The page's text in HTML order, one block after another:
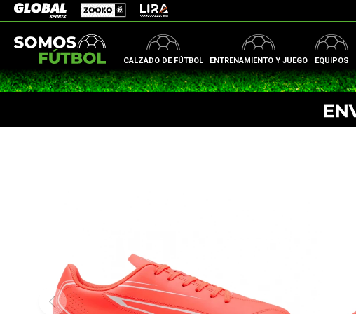
CALZADO DE FÚTBOL ENTRENAMIENTO Y JUEGO EQUIPOS
Global Sports Zooko Lira